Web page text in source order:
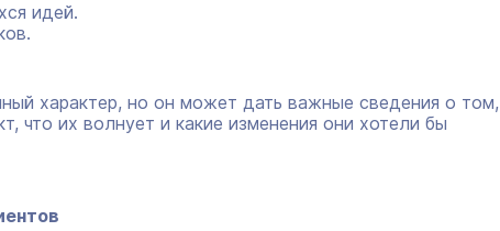
идей.
характер, но он может дать важные сведения о том,
что их волнует и какие изменения они хотели бы